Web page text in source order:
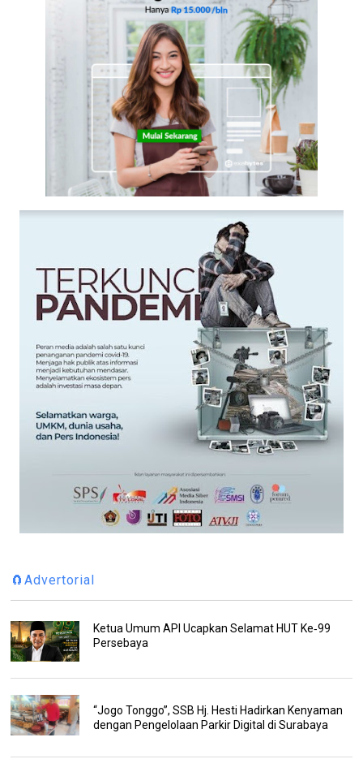
🧲Advertorial
Ketua Umum API Ucapkan Selamat HUT Ke‑99
Persebaya
“Jogo Tonggo”, SSB Hj. Hesti Hadirkan Kenyaman
dengan Pengelolaan Parkir Digital di Surabaya